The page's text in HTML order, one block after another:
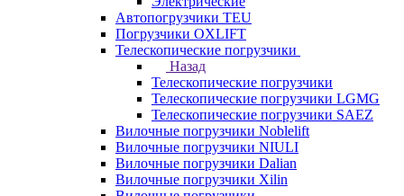
Автопогрузчики TEU
Погрузчики OXLIFT
Телескопические погрузчики
Назад
Телескопические погрузчики
Телескопические погрузчики LGMG
Телескопические погрузчики SAEZ
Вилочные погрузчики Noblelift
Вилочные погрузчики NIULI
Вилочные погрузчики Dalian
Вилочные погрузчики Xilin